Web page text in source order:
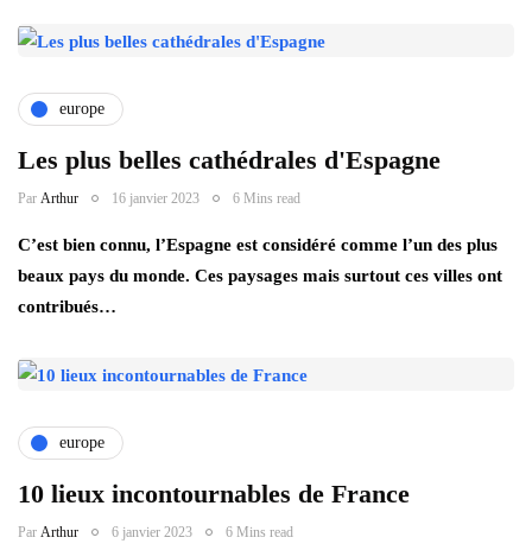
europe
Les plus belles cathédrales d'Espagne
Par Arthur 16 janvier 2023 6 Mins read
C’est bien connu, l’Espagne est considéré comme l’un des plus
beaux pays du monde. Ces paysages mais surtout ces villes ont
contribués…
europe
10 lieux incontournables de France
Par Arthur 6 janvier 2023 6 Mins read